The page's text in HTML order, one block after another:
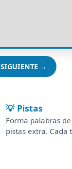
SIGUIENTE →
💡 Pistas
Forma palabras
pistas extra. Cada